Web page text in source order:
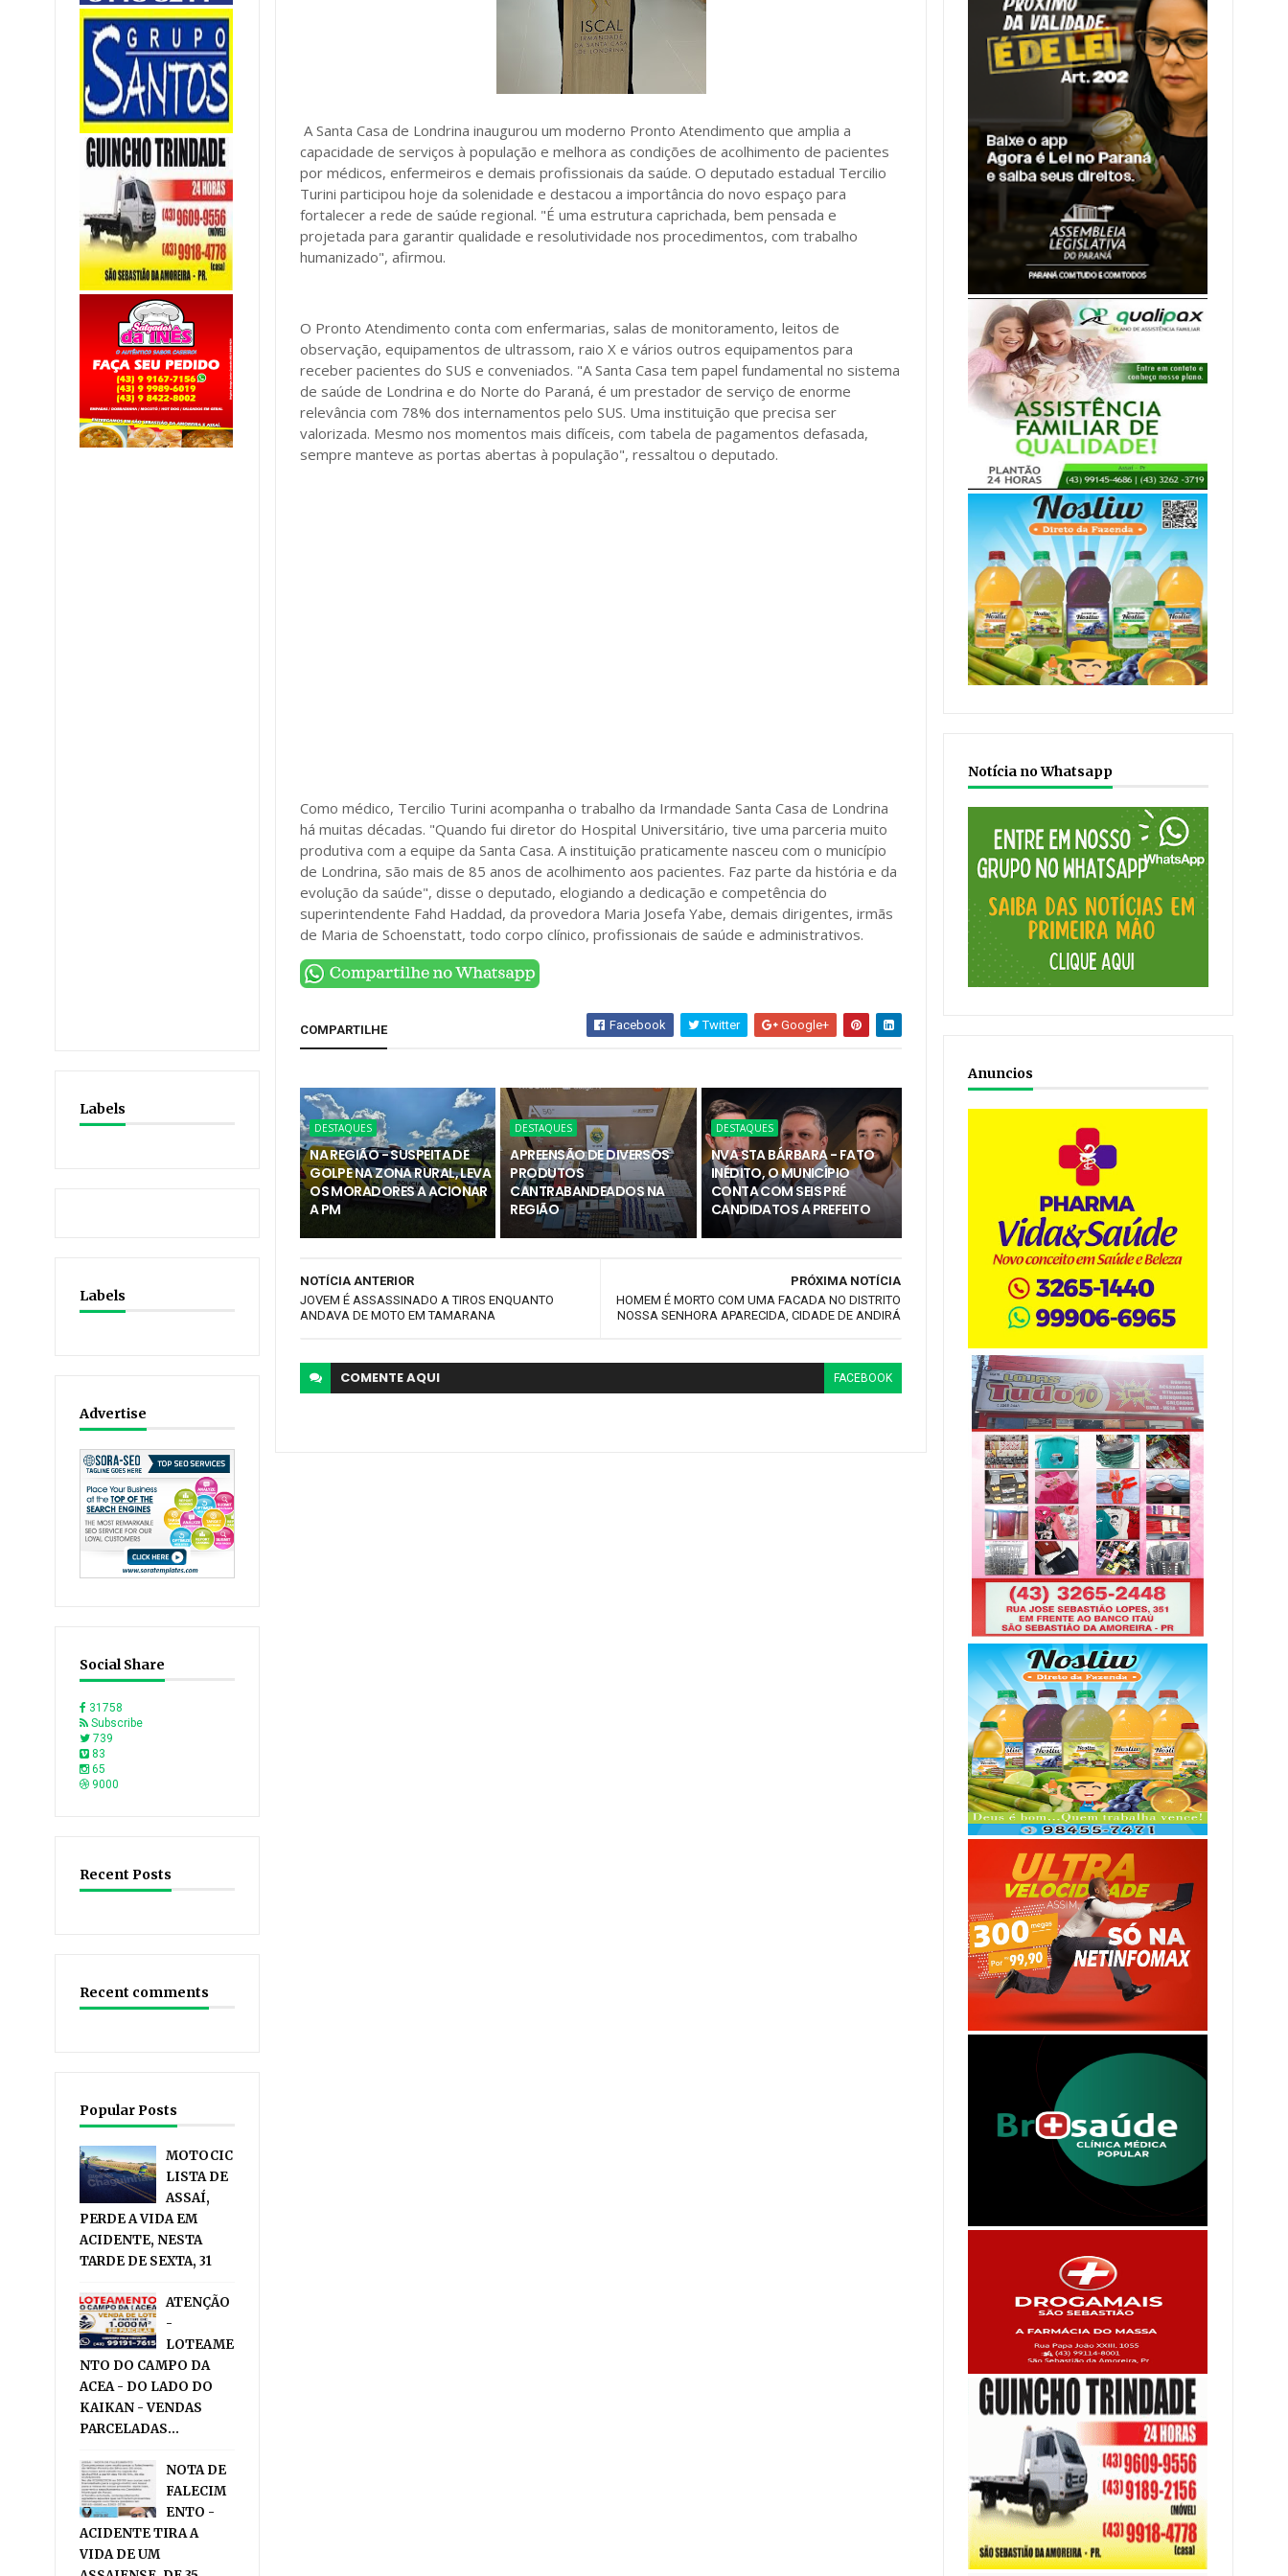
Labels
Labels
Advertise
Social Share
31758
Subscribe
739
83
65
9000
Recent Posts
Recent comments
Popular Posts
MOTOCIC
LISTA DE
ASSAÍ,
PERDE A VIDA EM
ACIDENTE, NESTA
TARDE DE SEXTA, 31
ATENÇÃO
-
LOTEAME
NTO DO CAMPO DA
ACEA - DO LADO DO
KAIKAN - VENDAS
PARCELADAS...
NOTA DE
FALECIM
ENTO -
ACIDENTE TIRA A
VIDA DE UM
A Santa Casa de Londrina inaugurou um moderno Pronto Atendimento que amplia a
capacidade de serviços à população e melhora as condições de acolhimento de pacientes
por médicos, enfermeiros e demais profissionais da saúde. O deputado estadual Tercilio
Turini participou hoje da solenidade e destacou a importância do novo espaço para
fortalecer a rede de saúde regional. "É uma estrutura caprichada, bem pensada e
projetada para garantir qualidade e resolutividade nos procedimentos, com trabalho
humanizado", afirmou.
O Pronto Atendimento conta com enfermarias, salas de monitoramento, leitos de
observação, equipamentos de ultrassom, raio X e vários outros equipamentos para
receber pacientes do SUS e conveniados. "A Santa Casa tem papel fundamental no sistema
de saúde de Londrina e do Norte do Paraná, é um prestador de serviço de enorme
relevância com 78% dos internamentos pelo SUS. Uma instituição que precisa ser
valorizada. Mesmo nos momentos mais difíceis, com tabela de pagamentos defasada,
sempre manteve as portas abertas à população", ressaltou o deputado.
Como médico, Tercilio Turini acompanha o trabalho da Irmandade Santa Casa de Londrina
há muitas décadas. "Quando fui diretor do Hospital Universitário, tive uma parceria muito
produtiva com a equipe da Santa Casa. A instituição praticamente nasceu com o município
de Londrina, são mais de 85 anos de acolhimento aos pacientes. Faz parte da história e da
evolução da saúde", disse o deputado, elogiando a dedicação e competência do
superintendente Fahd Haddad, da provedora Maria Josefa Yabe, demais dirigentes, irmãs
de Maria de Schoenstatt, todo corpo clínico, profissionais de saúde e administrativos.
COMPARTILHE Facebook Twitter Google+
DESTAQUES
NA REGIÃO - SUSPEITA DE
GOLPE NA ZONA RURAL, LEVA
OS MORADORES A ACIONAR
A PM
DESTAQUES
APREENSÃO DE DIVERSOS
PRODUTOS
CANTRABANDEADOS NA
REGIÃO
DESTAQUES
NVA STA BÁRBARA - FATO
INÉDITO, O MUNICÍPIO
CONTA COM SEIS PRÉ
CANDIDATOS A PREFEITO
PRÓXIMA NOTÍCIA
HOMEM É MORTO COM UMA FACADA NO DISTRITO
NOSSA SENHORA APARECIDA, CIDADE DE ANDIRÁ
NOTÍCIA ANTERIOR
JOVEM É ASSASSINADO A TIROS ENQUANTO
ANDAVA DE MOTO EM TAMARANA
COMENTEAQUI FACEBOOK
Notícia no Whatsapp
Anuncios